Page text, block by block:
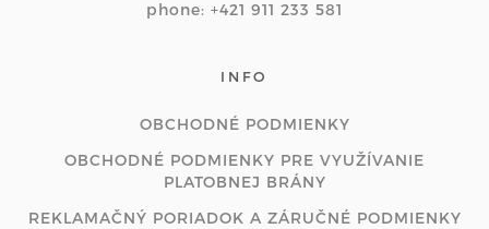
phone: +421 911 233 581
INFO
OBCHODNÉ PODMIENKY
OBCHODNÉ PODMIENKY PRE VYUŽÍVANIE
PLATOBNEJ BRÁNY
REKLAMAČNÝ PORIADOK A ZÁRUČNÉ PODMIENKY